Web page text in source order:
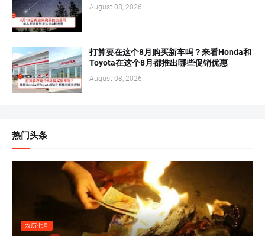
August 08, 2026
打算要在这个8月购买新车吗？来看Honda和
Toyota在这个8月都推出哪些促销优惠
August 08, 2026
热门头条
农历七月